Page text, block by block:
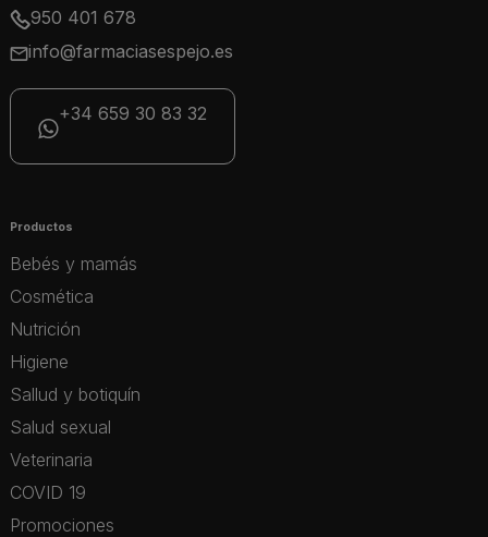
950 401 678
info@farmaciasespejo.es
+34 659 30 83 32
Productos
Bebés y mamás
Cosmética
Nutrición
Higiene
Sallud y botiquín
Salud sexual
Veterinaria
COVID 19
Promociones